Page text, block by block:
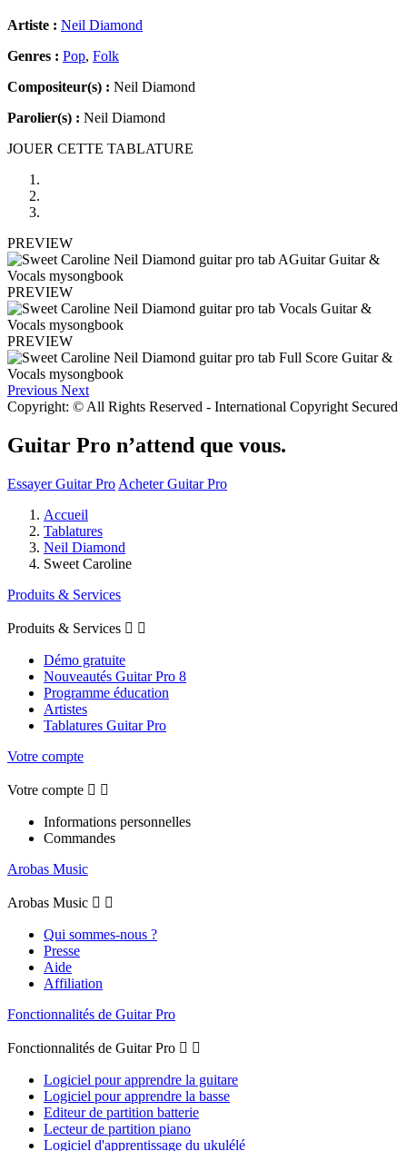
Artiste : Neil Diamond
Genres : Pop, Folk
Compositeur(s) : Neil Diamond
Parolier(s) : Neil Diamond
JOUER CETTE TABLATURE
PREVIEW
PREVIEW
PREVIEW
Previous Next
Copyright: © All Rights Reserved - International Copyright Secured
Guitar Pro n’attend que vous.
Essayer Guitar Pro Acheter Guitar Pro
Accueil
Tablatures
Neil Diamond
Sweet Caroline
Produits & Services
Produits & Services  
Démo gratuite
Nouveautés Guitar Pro 8
Programme éducation
Artistes
Tablatures Guitar Pro
Votre compte
Votre compte  
Informations personnelles
Commandes
Arobas Music
Arobas Music  
Qui sommes-nous ?
Presse
Aide
Affiliation
Fonctionnalités de Guitar Pro
Fonctionnalités de Guitar Pro  
Logiciel pour apprendre la guitare
Logiciel pour apprendre la basse
Editeur de partition batterie
Lecteur de partition piano
Logiciel d'apprentissage du ukulélé